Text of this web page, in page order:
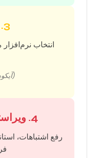
3. تحلیل داده
انتخاب
4. ویراستاری و فرمت‌بندی
رفع اشتباهات،